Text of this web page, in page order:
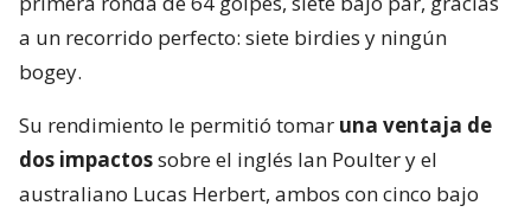
a un recorrido perfecto: siete birdies y ningún
bogey.
Su rendimiento le permitió tomar una ventaja de
dos impactossobre el inglés Ian Poulter y el
australiano Lucas Herbert, ambos con cinco bajo